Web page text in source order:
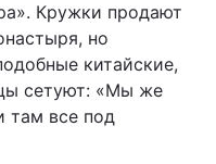
Кружки продают
но
китайские,
сетуют: «Мы же
там все под